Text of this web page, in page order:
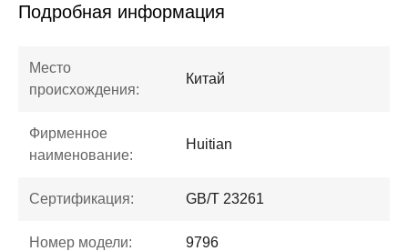
Подробная информация
Место
происхождения:
Китай
Фирменное
наименование:
Huitian
Сертификация: GB/T 23261
Номер модели: 9796